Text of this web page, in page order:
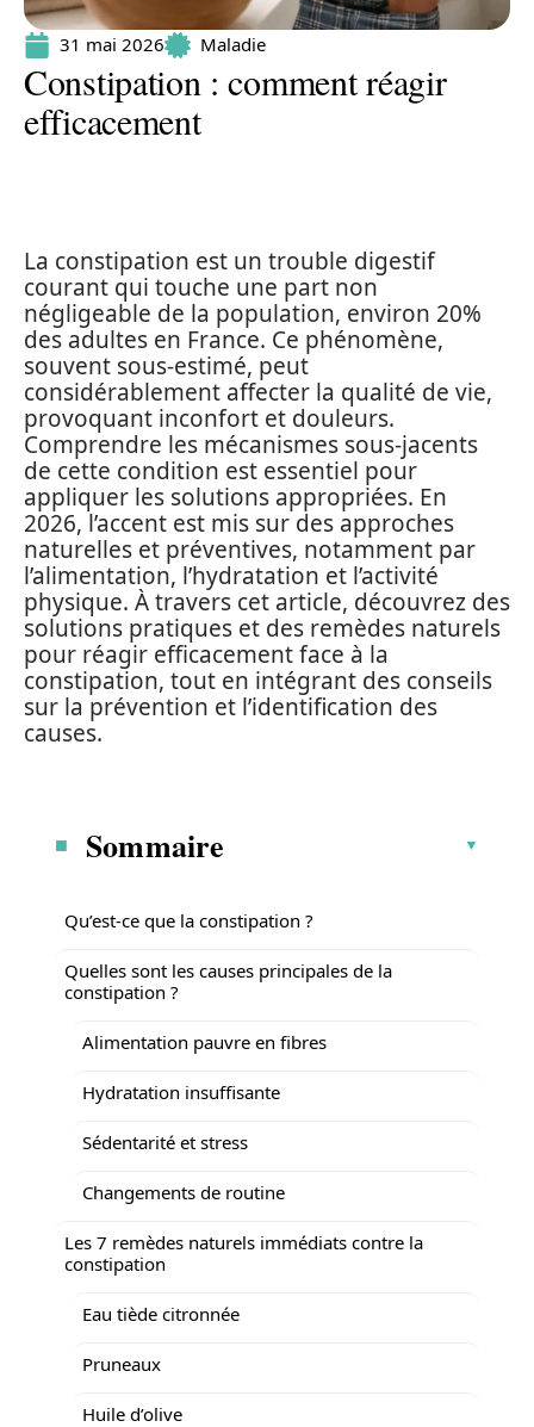
31 mai 2026 Maladie
Constipation : comment réagir
efficacement
La constipation est un trouble digestif
courant qui touche une part non
négligeable de la population, environ 20%
des adultes en France. Ce phénomène,
souvent sous-estimé, peut
considérablement affecter la qualité de vie,
provoquant inconfort et douleurs.
Comprendre les mécanismes sous-jacents
de cette condition est essentiel pour
appliquer les solutions appropriées. En
2026, l’accent est mis sur des approches
naturelles et préventives, notamment par
l’alimentation, l’hydratation et l’activité
physique. À travers cet article, découvrez des
solutions pratiques et des remèdes naturels
pour réagir efficacement face à la
constipation, tout en intégrant des conseils
sur la prévention et l’identification des
causes.
Sommaire
Qu’est-ce que la constipation ?
Quelles sont les causes principales de la
constipation ?
Alimentation pauvre en fibres
Hydratation insuffisante
Sédentarité et stress
Changements de routine
Les 7 remèdes naturels immédiats contre la
constipation
Eau tiède citronnée
Pruneaux
Huile d’olive